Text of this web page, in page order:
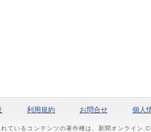
利用規約 お問合せ 個人
ているコンテンツの著作権は、新聞オンライン